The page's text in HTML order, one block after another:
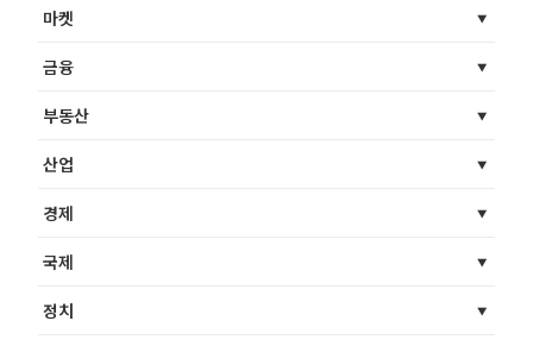
마켓
금융
부동산
산업
경제
국제
정치